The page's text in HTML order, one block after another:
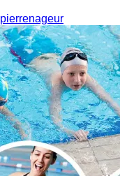
pierrenageur